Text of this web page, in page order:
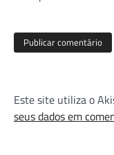
Este site utiliza o
seus dados em